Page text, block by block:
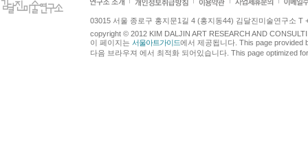
03015 서울 종로구 홍지문1길 4 (홍지동44) 김달진미술연구소 T
copyright © 2012 KIM DALJIN ART RESEARCH AND
이 페이지는 서울아트가이드에서 제공됩니다. This page provided
다음 브라우져 에서 최적화 되어있습니다. This page optimized